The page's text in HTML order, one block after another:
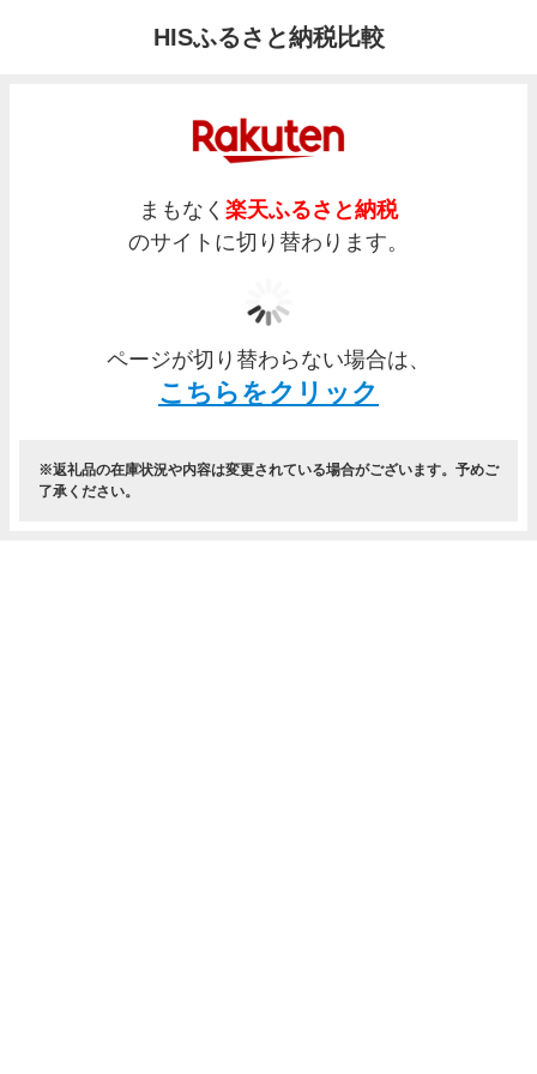
HISふるさと納税比較
まもなく 楽天ふるさと納税
のサイトに切り替わります。
ページが切り替わらない場合は、
こちらをクリック
返礼品の在庫状況や内容は変更されている場合がございます。予めご
了承ください。